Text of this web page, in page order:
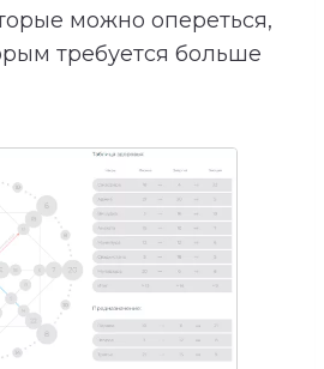
можно опереться,
требуется больше